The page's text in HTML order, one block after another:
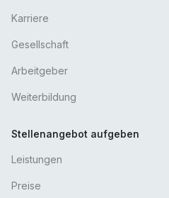
Karriere
Gesellschaft
Arbeitgeber
Weiterbildung
Stellenangebot aufgeben
Leistungen
Preise